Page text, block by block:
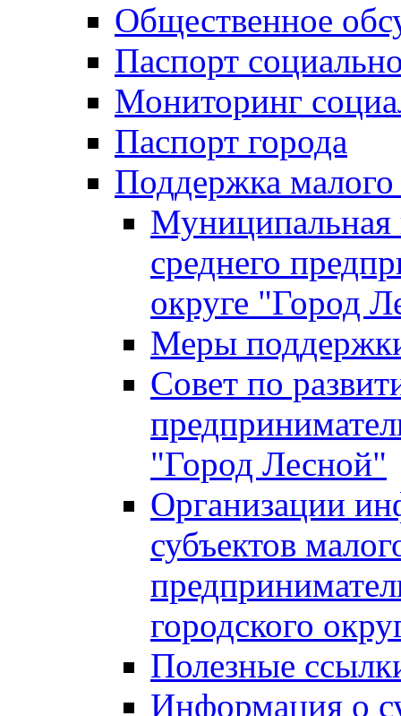
Общественное
Паспорт
Мониторинг
Паспорт города
Поддержка малого
Муниципальная
среднего
округе "Город
Меры
Совет по
"Город Лесной"
Организации
субъектов
городского
Полезные
Информация о